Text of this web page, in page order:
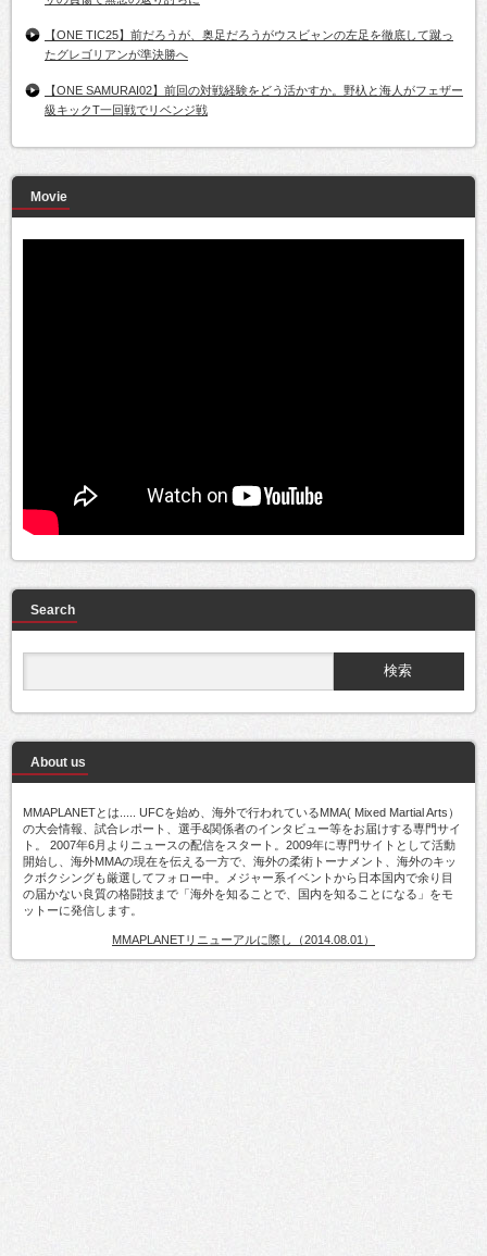
【ONE TIC25】前だろうが、奥足だろうがウスビャンの左足を徹底して蹴っ
たグレゴリアンが準決勝へ
【ONE SAMURAI02】前回の対戦経験をどう活かすか。野杁と海人がフェザー
級キックT一回戦でリベンジ戦
Movie
Search
About us
MMAPLANETとは..... UFCを始め、海外で行われているMMA( Mixed Martial Arts）
の大会情報、試合レポート、選手&関係者のインタビュー等をお届けする専門サイ
ト。 2007年6月よりニュースの配信をスタート。2009年に専門サイトとして活動
開始し、海外MMAの現在を伝える一方で、海外の柔術トーナメント、海外のキッ
クボクシングも厳選してフォロー中。メジャー系イベントから日本国内で余り目
の届かない良質の格闘技まで「海外を知ることで、国内を知ることになる」をモ
ットーに発信します。
MMAPLANETリニューアルに際し（2014.08.01）